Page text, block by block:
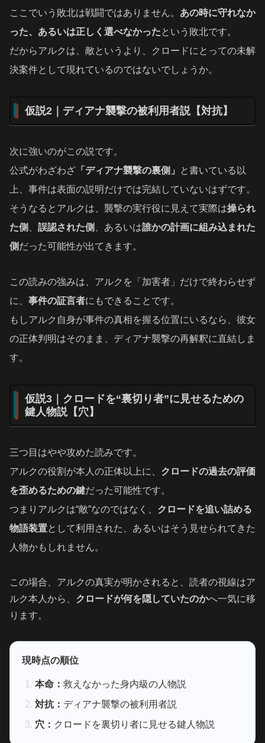
ここでいう敗北は戦闘ではありません。 あの時に守れなか
った、あるいは正しく選べなかったという敗北です。
だからアルクは、敵というより、クロードにとっての未解
決案件として現れているのではないでしょうか。
仮説2｜ディアナ襲撃の被利用者説【対抗】
次に強いのがこの説です。
公式がわざわざ 「ディアナ襲撃の裏側」
と書いている以
上、事件は表面の説明だけでは完結していないはずです。
そうなるとアルクは、襲撃の実行役に見えて実際は操られ
た側
誤認された側 、あるいは誰かの計画に組み込まれた
側 だった可能性が出てきます。
この読みの強みは、アルクを「加害者」だけで終わらせず
に、 事件の証言者にもできることです。
もしアルク自身が事件の真相を握る位置にいるなら、彼女
の正体判明はそのまま、ディアナ襲撃の再解釈に直結しま
す。
仮説3｜クロードを“裏切り者”に見せるための
鍵人物説【穴】
三つ目はやや攻めた読みです。
アルクの役割が本人の正体以上に、 クロードの過去の評価
を歪めるための鍵だった可能性です。
つまりアルクは“敵”なのではなく、 クロードを追い詰める
物語装置として利用された、あるいはそう見せられてきた
人物かもしれません。
この場合、アルクの真実が明かされると、読者の視線はア
ルク本人から、 クロードが何を隠していたのかへ一気に移
ります。
現時点の順位
本命：救えなかった身内級の人物説
対抗： ディアナ襲撃の被利用者説
穴： クロードを裏切り者に見せる鍵人物説